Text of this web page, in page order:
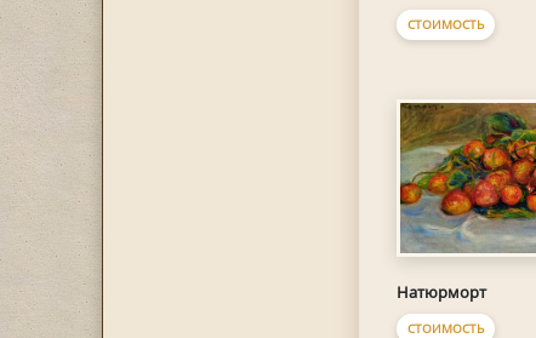
СТОИМОСТЬ
Натюрморт
СТОИМОСТЬ